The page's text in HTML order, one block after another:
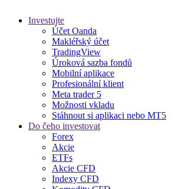
Investujte
Účet Oanda
Makléřský účet
TradingView
Úroková sazba fondů
Mobilní aplikace
Profesionální klient
Meta trader 5
Možnosti vkladu
Stáhnout si aplikaci nebo MT5
Do čeho investovat
Forex
Akcie
ETFs
Akcie CFD
Indexy CFD